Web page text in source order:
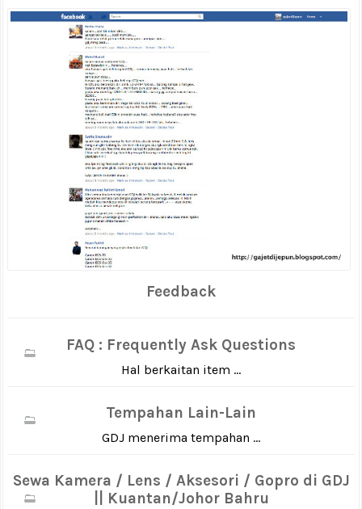
Feedback
FAQ : Frequently Ask Questions
Hal berkaitan item ...
Tempahan Lain-Lain
GDJ menerima tempahan ...
Sewa Kamera / Lens / Aksesori / Gopro di GDJ
|| Kuantan/Johor Bahru